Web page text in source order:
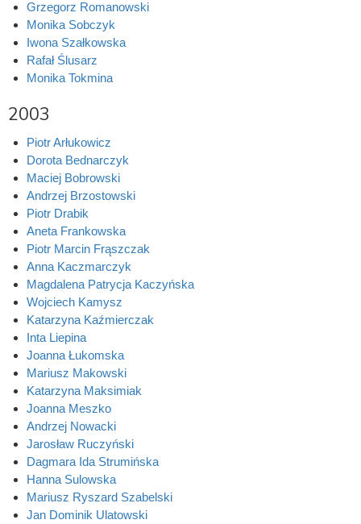
Grzegorz Romanowski
Monika Sobczyk
Iwona Szałkowska
Rafał Ślusarz
Monika Tokmina
2003
Piotr Arłukowicz
Dorota Bednarczyk
Maciej Bobrowski
Andrzej Brzostowski
Piotr Drabik
Aneta Frankowska
Piotr Marcin Frąszczak
Anna Kaczmarczyk
Magdalena Patrycja Kaczyńska
Wojciech Kamysz
Katarzyna Kaźmierczak
Inta Liepina
Joanna Łukomska
Mariusz Makowski
Katarzyna Maksimiak
Joanna Meszko
Andrzej Nowacki
Jarosław Ruczyński
Dagmara Ida Strumińska
Hanna Sulowska
Mariusz Ryszard Szabelski
Jan Dominik Ulatowski